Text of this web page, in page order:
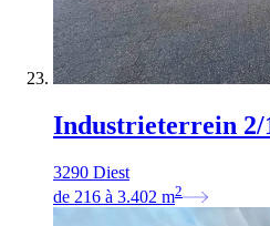
Industrieterrein 2/
3290 Diest
de 216 à 3.402 m2